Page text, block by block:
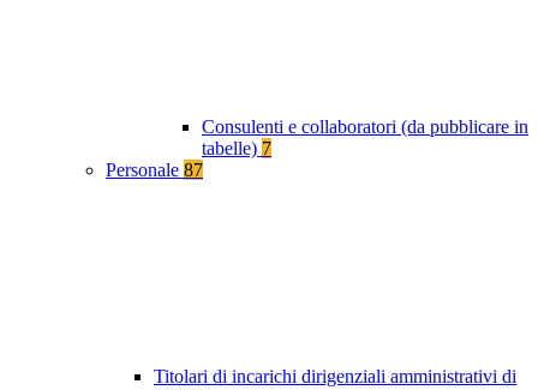
Consulenti e collaboratori (da pubblicare in
tabelle) 7
Personale 87
Titolari di incarichi dirigenziali amministrativi di